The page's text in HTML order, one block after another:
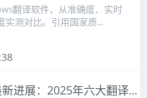
翻译软件，从准确度、实时
实测对比。引用国家质...
进展：2025年六大翻译...